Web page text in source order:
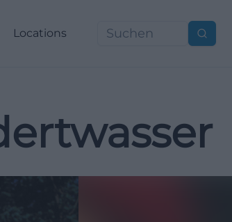
Locations Suchen